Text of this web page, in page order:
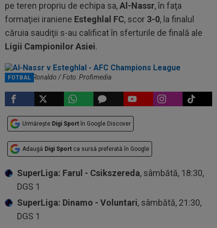
pe teren propriu de echipa sa,Al-Nassr, în faţa
formaţiei iraniene Esteghlal FC, scor 3-0, la finalul
căruia saudiţii s-au calificat în sferturile de finală ale
Ligii Campionilor Asiei.
FOTBAL
Cristiano Ronaldo / Foto: Profimedia
Urmărește Digi Sport în Google Discover
Adaugă Digi Sport ca sursă preferată în Google
SuperLiga: Farul - Csikszereda, sâmbătă, 18:30,
DGS 1
SuperLiga: Dinamo - Voluntari, sâmbătă, 21:30,
DGS 1